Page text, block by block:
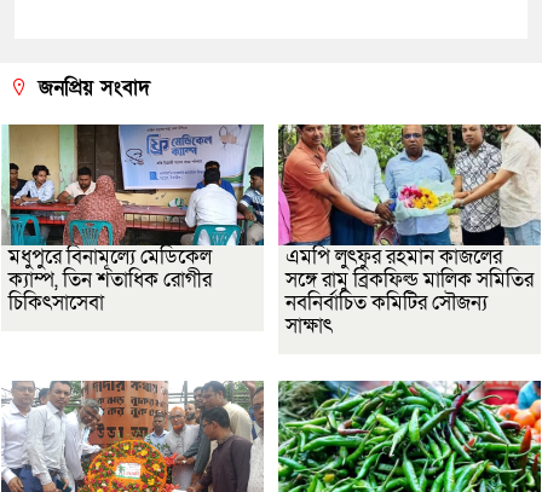
জনপ্রিয় সংবাদ
মধুপুরে বিনামূল্যে মেডিকেল
ক্যাম্প, তিন শতাধিক রোগীর
চিকিৎসাসেবা
এমপি লুৎফুর রহমান কাজলের
সঙ্গে রামু ব্রিকফিল্ড মালিক সমিতির
নবনির্বাচিত কমিটির সৌজন্য
সাক্ষাৎ